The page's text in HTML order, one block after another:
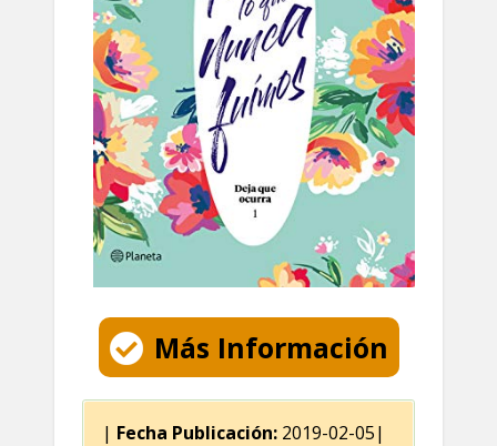
Más Información
| Fecha Publicación: 2019-02-05|